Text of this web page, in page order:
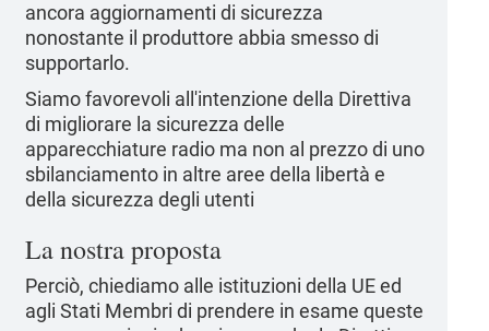
ancora aggiornamenti di sicurezza
nonostante il produttore abbia smesso di
supportarlo.
Siamo favorevoli all'intenzione della Direttiva
di migliorare la sicurezza delle
apparecchiature radio ma non al prezzo di uno
sbilanciamento in altre aree della libertà e
della sicurezza degli utenti
La nostra proposta
Perciò, chiediamo alle istituzioni della UE ed
agli Stati Membri di prendere in esame queste